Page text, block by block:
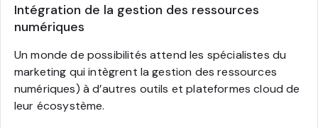
Intégration de la gestion des ressources
numériques
Un monde de possibilités attend les spécialistes du
marketing qui intègrent la gestion des ressources
numériques) à d’autres outils et plateformes cloud de
leur écosystème.